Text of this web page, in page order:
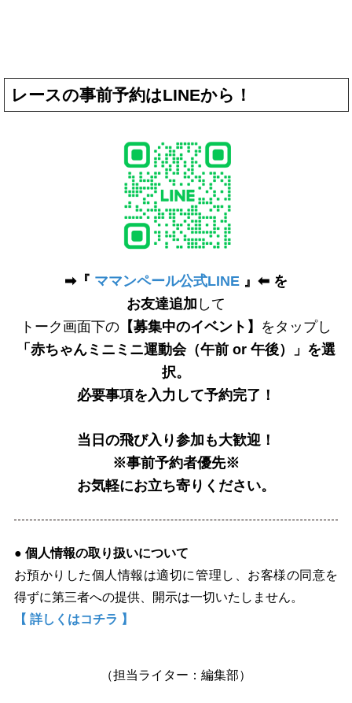
レースの事前予約はLINEから！
➡︎『 ママンペール公式LINE』⬅︎ を
お友達追加 して
トーク画面下の【募集中のイベント】
をタップし
「赤ちゃんミニミニ運動会（午前 or 午後）」を選
択。
必要事項を入力して予約完了！
当日の飛び入り参加も大歓迎！
※事前予約者優先※
お気軽にお立ち寄りください。
● 個人情報の取り扱いについて
お預かりした個人情報は適切に管理し、お客様の同意を
得ずに第三者への提供、開示は一切いたしません。
【 詳しくはコチラ 】
（担当ライター：編集部）